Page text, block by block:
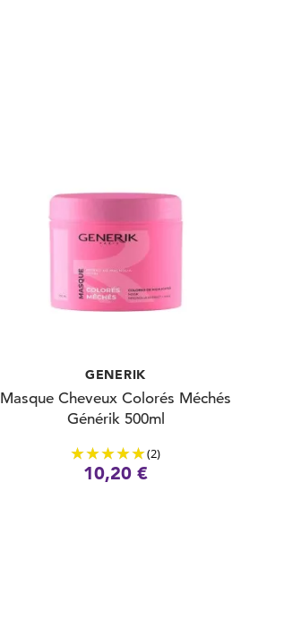
GENERIK
Masque Cheveux Colorés Méchés
Générik 500ml
(2)
10,20 €